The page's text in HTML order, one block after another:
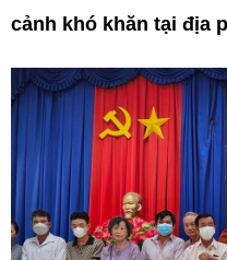
cảnh khó khăn tại địa